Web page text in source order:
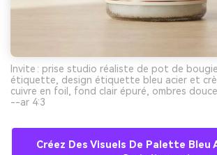
Invite : prise studio réaliste de pot de
étiquette, design étiquette bleu acier et
cuivre en foil, fond clair épuré, ombres
--ar 4:3
Créez Des Visuels De Palette Bleu